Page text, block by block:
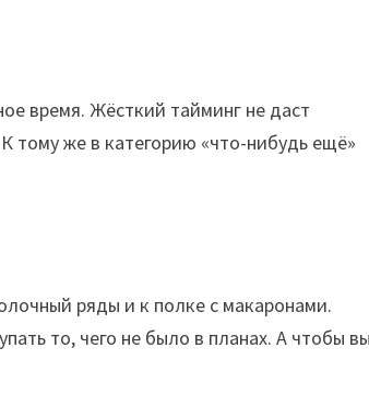
время. Жёсткий тайминг не даст
тому же в категорию «что-нибудь ещё»
ряды и к полке с макаронами.
то, чего не было в планах. А чтобы